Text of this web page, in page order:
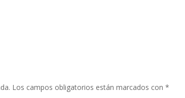
Los campos obligatorios están marcados con *